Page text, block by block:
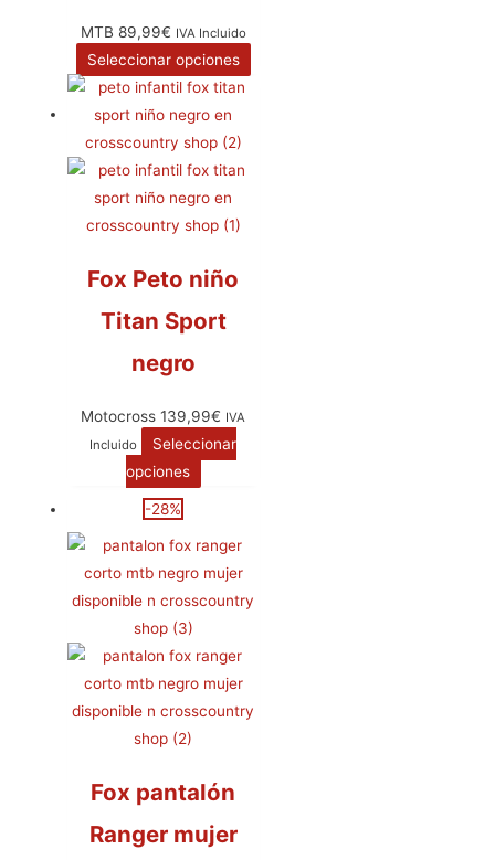
MTB 89,99€ IVA Incluido
Seleccionar opciones
Fox Peto niño
Titan Sport
negro
Motocross139,99€ IVA
Incluido
Seleccionar
opciones
-28%
Fox pantalón
Ranger mujer